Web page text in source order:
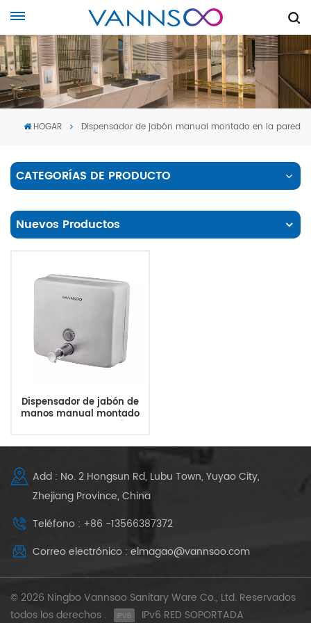
HOGAR Dispensador de jabón manual montado en la pared
CATEGORÍAS DE PRODUCTO
Nuevos Productos
Dispensador de jabón de
manos manual montado
en la pared comercial
onzas
Add : No. 2 Hongsun Rd, Lubu Town, Yuyao City,
Zhejiang Province, China
Teléfono : +86 -13566387372
Correo electrónico : elmagao@vannsoo.com
© 2026 Ningbo Vannsoo Sanitary Ware Co., Ltd. Reservados
todos los derechos .
IPv6 RED SOPORTADA